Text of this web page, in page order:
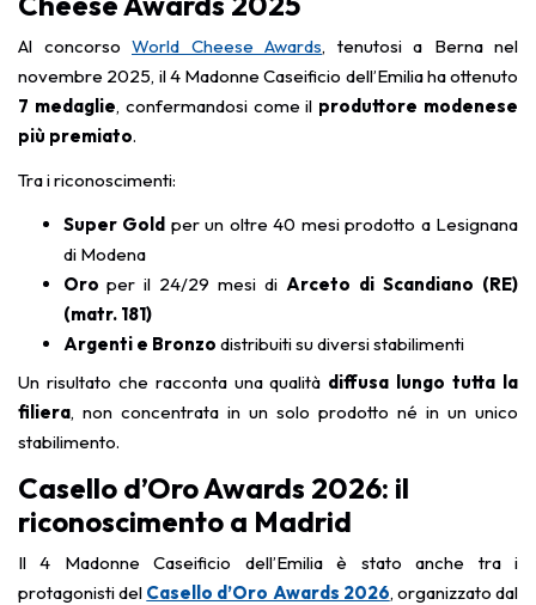
Al concorso World Cheese Awards, tenutosi a Berna nel
novembre 2025, il 4 Madonne Caseificio dell’Emilia ha ottenuto
7 medaglie, confermandosi come il produttore modenese
più premiato.
Tra i riconoscimenti:
Super Gold per un oltre 40 mesi prodotto a Lesignana
di Modena
Oro per il 24/29 mesi di Arceto di Scandiano (RE)
(matr. 181)
Argenti e Bronzo distribuiti su diversi stabilimenti
Un risultato che racconta una qualità diffusa lungo tutta la
filiera, non concentrata in un solo prodotto né in un unico
stabilimento.
Casello d’Oro Awards 2026: il
riconoscimento a Madrid
Il 4 Madonne Caseificio dell’Emilia è stato anche tra i
protagonisti del Casello d’Oro Awards 2026, organizzato dal